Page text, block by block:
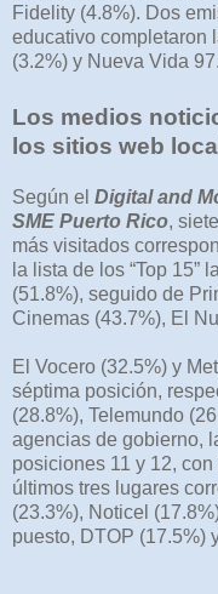
Fidelity (4.8%). Dos
educativo completaron
(3.2%) y Nueva Vida
Los medios
los sitios web
Según el Digital and
SME Puerto Rico,
más visitados
la lista de los “Top 15”
(51.8%), seguido de
Cinemas (43.7%), El
El Vocero (32.5%) y
séptima posición,
(28.8%), Telemundo
agencias de gobierno,
posiciones 11 y 12,
últimos tres lugares
(23.3%), Noticel
puesto, DTOP (17.5%)